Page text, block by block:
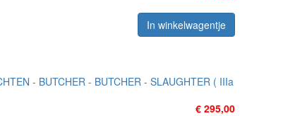
In winkelwagentje
- BUTCHER - BUTCHER - SLAUGHTER ( IIIa
€ 295,00